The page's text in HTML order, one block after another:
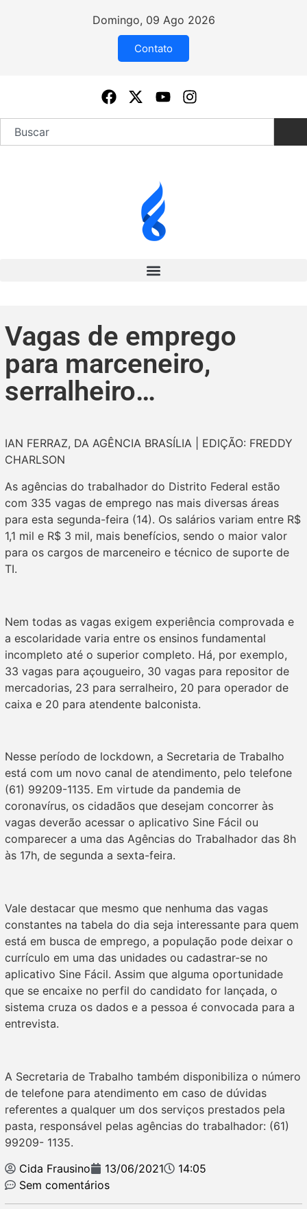
Domingo, 09 Ago 2026
Contato
Vagas de emprego
para marceneiro,
serralheiro…
IAN FERRAZ, DA AGÊNCIA BRASÍLIA | EDIÇÃO: FREDDY
CHARLSON
As agências do trabalhador do Distrito Federal estão
com 335 vagas de emprego nas mais diversas áreas
para esta segunda-feira (14). Os salários variam entre R$
1,1 mil e R$ 3 mil, mais benefícios, sendo o maior valor
para os cargos de marceneiro e técnico de suporte de
TI.
Nem todas as vagas exigem experiência comprovada e
a escolaridade varia entre os ensinos fundamental
incompleto até o superior completo. Há, por exemplo,
33 vagas para açougueiro, 30 vagas para repositor de
mercadorias, 23 para serralheiro, 20 para operador de
caixa e 20 para atendente balconista.
Nesse período de lockdown, a Secretaria de Trabalho
está com um novo canal de atendimento, pelo telefone
(61) 99209-1135. Em virtude da pandemia de
coronavírus, os cidadãos que desejam concorrer às
vagas deverão acessar o aplicativo Sine Fácil ou
comparecer a uma das Agências do Trabalhador das 8h
às 17h, de segunda a sexta-feira.
Vale destacar que mesmo que nenhuma das vagas
constantes na tabela do dia seja interessante para quem
está em busca de emprego, a população pode deixar o
currículo em uma das unidades ou cadastrar-se no
aplicativo Sine Fácil. Assim que alguma oportunidade
que se encaixe no perfil do candidato for lançada, o
sistema cruza os dados e a pessoa é convocada para a
entrevista.
A Secretaria de Trabalho também disponibiliza o número
de telefone para atendimento em caso de dúvidas
referentes a qualquer um dos serviços prestados pela
pasta, responsável pelas agências do trabalhador: (61)
99209- 1135.
Cida Frausino
13/06/2021
14:05
Sem comentários